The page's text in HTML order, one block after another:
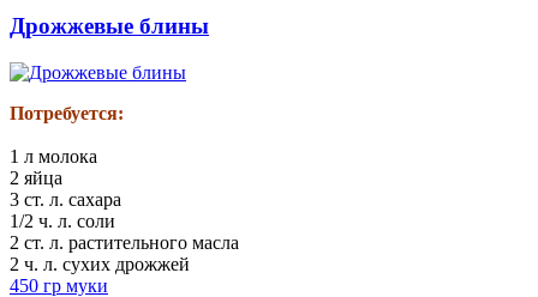
Дрожжевые блины
Потребуется:
1 л молока
2 яйца
3 ст. л. сахара
1/2 ч. л. соли
2 ст. л. растительного масла
2 ч. л. сухих дрожжей
450 гр муки